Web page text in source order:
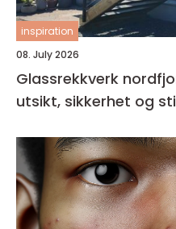
inspiration
08. July 2026
Glassrekkverk
utsikt, sikkerhet og